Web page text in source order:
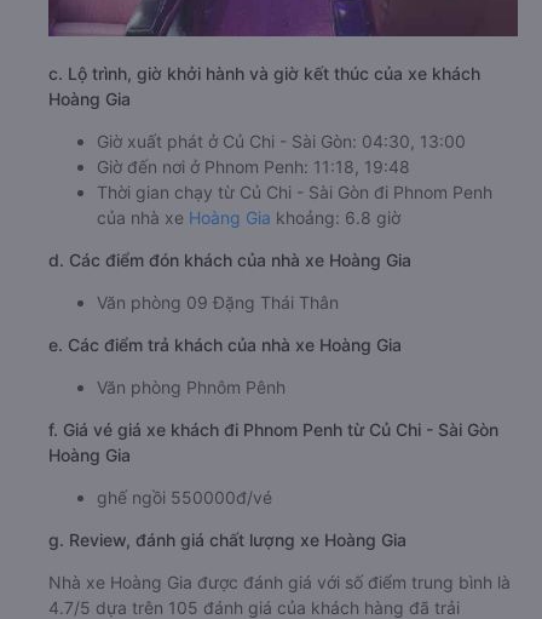
c. Lộ trình, giờ khởi hành và giờ kết thúc của xe khách
Hoàng Gia
Giờ xuất phát ở Củ Chi - Sài Gòn: 04:30, 13:00
Giờ đến nơi ở Phnom Penh: 11:18, 19:48
Thời gian chạy từ Củ Chi - Sài Gòn đi Phnom Penh
của nhà xe Hoàng Gia khoảng: 6.8 giờ
d. Các điểm đón khách của nhà xe Hoàng Gia
Văn phòng 09 Đặng Thái Thân
e. Các điểm trả khách của nhà xe Hoàng Gia
Văn phòng Phnôm Pênh
f. Giá vé giá xe khách đi Phnom Penh từ Củ Chi - Sài Gòn
Hoàng Gia
ghế ngồi 550000đ/vé
g. Review, đánh giá chất lượng xe Hoàng Gia
Nhà xe Hoàng Gia được đánh giá với số điểm trung bình là
4.7/5 dựa trên 105 đánh giá của khách hàng đã trải